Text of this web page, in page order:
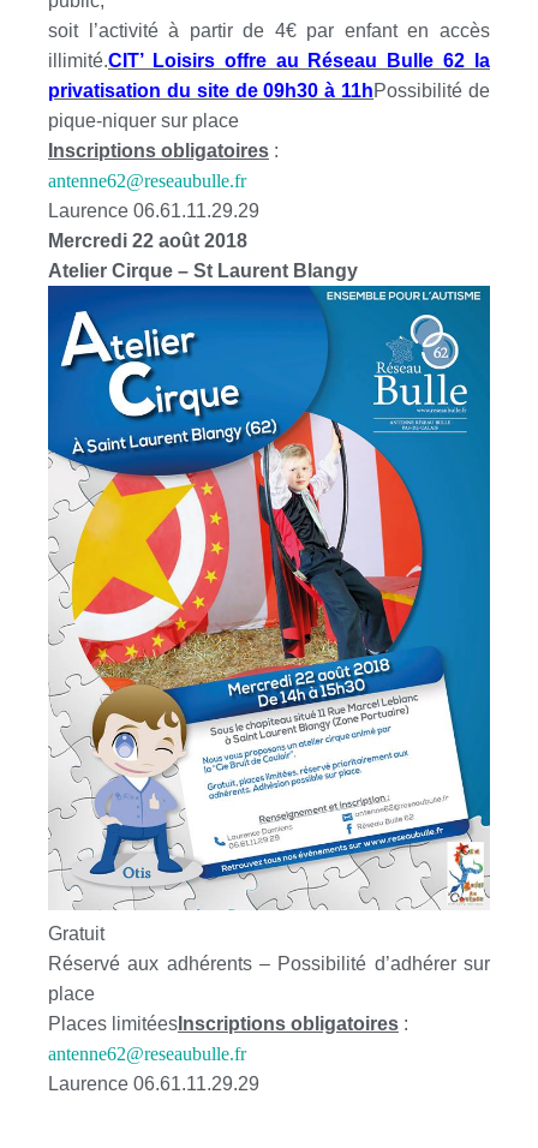
soit l’activité à partir de 4€ par enfant en accès
illimité.CIT’ Loisirs offre au Réseau Bulle 62 la
privatisation du site de 09h30 à 11hPossibilité de
pique-niquer sur place
Inscriptions obligatoires :
antenne62@reseaubulle.fr
Laurence 06.61.11.29.29
Mercredi 22 août 2018
Atelier Cirque – St Laurent Blangy
Gratuit
Réservé aux adhérents – Possibilité d’adhérer sur
place
Places limitées Inscriptions obligatoires :
antenne62@reseaubulle.fr
Laurence 06.61.11.29.29